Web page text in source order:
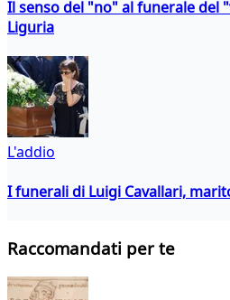
Il senso del "no" al funerale del
Liguria
L'addio
I funerali di Luigi Cavallari,
Raccomandati per te